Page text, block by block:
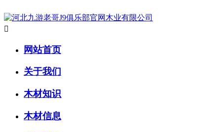

网站首页
关于我们
木材知识
木材信息